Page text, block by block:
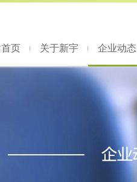
页 关于新宇 企业动态